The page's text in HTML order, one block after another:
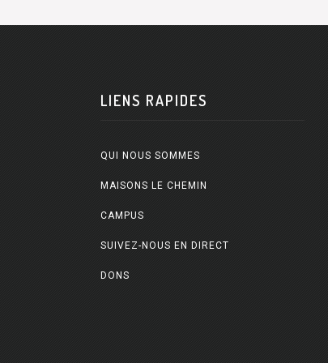
LIENS RAPIDES
QUI NOUS SOMMES
MAISONS LE CHEMIN
CAMPUS
SUIVEZ-NOUS EN DIRECT
DONS